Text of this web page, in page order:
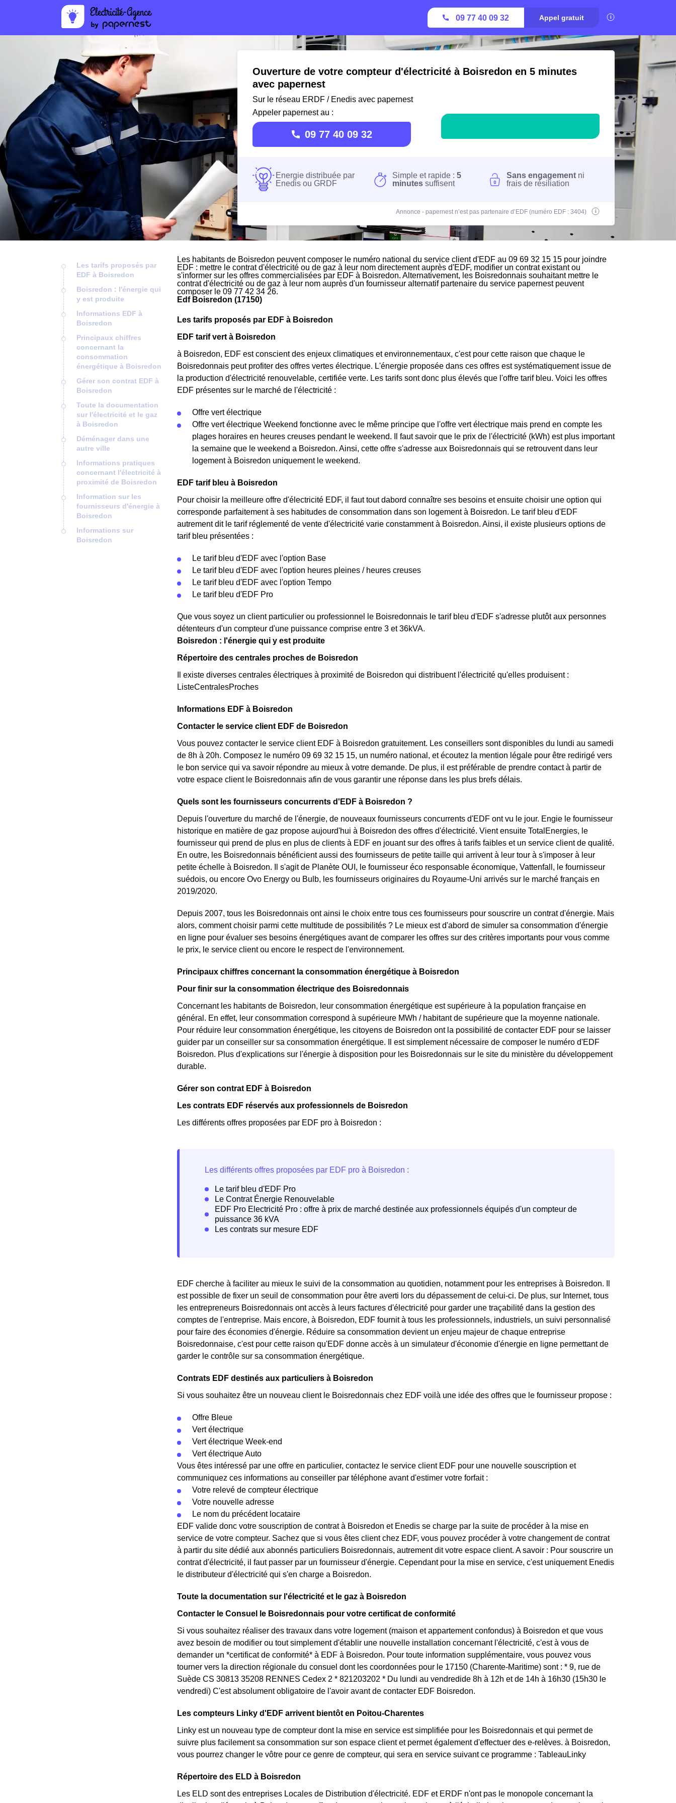
09 77 40 09 32 Appel gratuit
Ouverture de votre compteur d'électricité à Boisredon en 5 minutes
avec papernest
Sur le réseau ERDF / Enedis avec papernest
Appeler papernest au :
09 77 40 09 32
Energie distribuée par
Enedis ou GRDF
Simple et rapide :5
minutes suffisent
Sans engagement ni
frais de résiliation
Annonce - papernest n’est pas partenaire d’EDF (numéro EDF : 3404)
Les tarifs proposés par
EDF à Boisredon
Boisredon : l'énergie qui
y est produite
Informations EDF à
Boisredon
Principaux chiffres
concernant la
consommation
énergétique à Boisredon
Gérer son contrat EDF à
Boisredon
Toute la documentation
sur l'électricité et le gaz
à Boisredon
Déménager dans une
autre ville
Informations pratiques
concernant l'électricité à
proximité de Boisredon
Information sur les
fournisseurs d'énergie à
Boisredon
Informations sur
Boisredon
Les habitants de Boisredon peuvent composer le numéro national du service client d'EDF au 09 69 32 15 15 pour joindre
EDF : mettre le contrat d'électricité ou de gaz à leur nom directement auprès d'EDF, modifier un contrat existant ou
s'informer sur les offres commercialisées par EDF à Boisredon. Alternativement, les Boisredonnais souhaitant mettre le
contrat d'électricité ou de gaz à leur nom auprès d'un fournisseur alternatif partenaire du service papernest peuvent
composer le 09 77 42 34 26.
Edf Boisredon (17150)
Les tarifs proposés par EDF à Boisredon
EDF tarif vert à Boisredon
à Boisredon, EDF est conscient des enjeux climatiques et environnementaux, c'est pour cette raison que chaque le
Boisredonnais peut profiter des offres vertes électrique. L'énergie proposée dans ces offres est systématiquement issue de
la production d'électricité renouvelable, certifiée verte. Les tarifs sont donc plus élevés que l'offre tarif bleu. Voici les offres
EDF présentes sur le marché de l'électricité :
Offre vert électrique
Offre vert électrique Weekend fonctionne avec le même principe que l'offre vert électrique mais prend en compte les
plages horaires en heures creuses pendant le weekend. Il faut savoir que le prix de l'électricité (kWh) est plus important
la semaine que le weekend a Boisredon. Ainsi, cette offre s'adresse aux Boisredonnais qui se retrouvent dans leur
logement à Boisredon uniquement le weekend.
EDF tarif bleu à Boisredon
Pour choisir la meilleure offre d'électricité EDF, il faut tout dabord connaître ses besoins et ensuite choisir une option qui
corresponde parfaitement à ses habitudes de consommation dans son logement à Boisredon. Le tarif bleu d'EDF
autrement dit le tarif réglementé de vente d'électricité varie constamment à Boisredon. Ainsi, il existe plusieurs options de
tarif bleu présentées :
Le tarif bleu d'EDF avec l'option Base
Le tarif bleu d'EDF avec l'option heures pleines / heures creuses
Le tarif bleu d'EDF avec l'option Tempo
Le tarif bleu d'EDF Pro
Que vous soyez un client particulier ou professionnel le Boisredonnais le tarif bleu d'EDF s'adresse plutôt aux personnes
détenteurs d'un compteur d'une puissance comprise entre 3 et 36kVA.
Boisredon : l'énergie qui y est produite
Répertoire des centrales proches de Boisredon
Il existe diverses centrales électriques à proximité de Boisredon qui distribuent l'électricité qu'elles produisent :
ListeCentralesProches
Informations EDF à Boisredon
Contacter le service client EDF de Boisredon
Vous pouvez contacter le service client EDF à Boisredon gratuitement. Les conseillers sont disponibles du lundi au samedi
de 8h à 20h. Composez le numéro 09 69 32 15 15, un numéro national, et écoutez la mention légale pour être redirigé vers
le bon service qui va savoir répondre au mieux à votre demande. De plus, il est préférable de prendre contact à partir de
votre espace client le Boisredonnais afin de vous garantir une réponse dans les plus brefs délais.
Quels sont les fournisseurs concurrents d'EDF à Boisredon ?
Depuis l'ouverture du marché de l'énergie, de nouveaux fournisseurs concurrents d'EDF ont vu le jour. Engie le fournisseur
historique en matière de gaz propose aujourd'hui à Boisredon des offres d'électricité. Vient ensuite TotalEnergies, le
fournisseur qui prend de plus en plus de clients à EDF en jouant sur des offres à tarifs faibles et un service client de qualité.
En outre, les Boisredonnais bénéficient aussi des fournisseurs de petite taille qui arrivent à leur tour à s'imposer à leur
petite échelle à Boisredon. Il s'agit de Planète OUI, le fournisseur éco responsable économique, Vattenfall, le fournisseur
suédois, ou encore Ovo Energy ou Bulb, les fournisseurs originaires du Royaume-Uni arrivés sur le marché français en
2019/2020.
Depuis 2007, tous les Boisredonnais ont ainsi le choix entre tous ces fournisseurs pour souscrire un contrat d'énergie. Mais
alors, comment choisir parmi cette multitude de possibilités ? Le mieux est d'abord de simuler sa consommation d'énergie
en ligne pour évaluer ses besoins énergétiques avant de comparer les offres sur des critères importants pour vous comme
le prix, le service client ou encore le respect de l'environnement.
Principaux chiffres concernant la consommation énergétique à Boisredon
Pour finir sur la consommation électrique des Boisredonnais
Concernant les habitants de Boisredon, leur consommation énergétique est supérieure à la population française en
général. En effet, leur consommation correspond à supérieure MWh / habitant de supérieure que la moyenne nationale.
Pour réduire leur consommation énergétique, les citoyens de Boisredon ont la possibilité de contacter EDF pour se laisser
guider par un conseiller sur sa consommation énergétique. Il est simplement nécessaire de composer le numéro d'EDF
Boisredon. Plus d'explications sur l'énergie à disposition pour les Boisredonnais sur le site du ministère du développement
durable.
Gérer son contrat EDF à Boisredon
Les contrats EDF réservés aux professionnels de Boisredon
Les différents offres proposées par EDF pro à Boisredon :
EDF cherche à faciliter au mieux le suivi de la consommation au quotidien, notamment pour les entreprises à Boisredon. Il
est possible de fixer un seuil de consommation pour être averti lors du dépassement de celui-ci. De plus, sur Internet, tous
les entrepreneurs Boisredonnais ont accès à leurs factures d'électricité pour garder une traçabilité dans la gestion des
comptes de l'entreprise. Mais encore, à Boisredon, EDF fournit à tous les professionnels, industriels, un suivi personnalisé
pour faire des économies d'énergie. Réduire sa consommation devient un enjeu majeur de chaque entreprise
Boisredonnaise, c'est pour cette raison qu'EDF donne accès à un simulateur d'économie d'énergie en ligne permettant de
garder le contrôle sur sa consommation énergétique.
Contrats EDF destinés aux particuliers à Boisredon
Si vous souhaitez être un nouveau client le Boisredonnais chez EDF voilà une idée des offres que le fournisseur propose :
Offre Bleue
Vert électrique
Vert électrique Week-end
Vert électrique Auto
Vous êtes intéressé par une offre en particulier, contactez le service client EDF pour une nouvelle souscription et
communiquez ces informations au conseiller par téléphone avant d'estimer votre forfait :
Votre relevé de compteur électrique
Votre nouvelle adresse
Le nom du précédent locataire
EDF valide donc votre souscription de contrat à Boisredon et Enedis se charge par la suite de procéder à la mise en
service de votre compteur. Sachez que si vous êtes client chez EDF, vous pouvez procéder à votre changement de contrat
à partir du site dédié aux abonnés particuliers Boisredonnais, autrement dit votre espace client. A savoir : Pour souscrire un
contrat d'électricité, il faut passer par un fournisseur d'énergie. Cependant pour la mise en service, c'est uniquement Enedis
le distributeur d'électricité qui s'en charge a Boisredon.
Toute la documentation sur l'électricité et le gaz à Boisredon
Contacter le Consuel le Boisredonnais pour votre certificat de conformité
Si vous souhaitez réaliser des travaux dans votre logement (maison et appartement confondus) à Boisredon et que vous
avez besoin de modifier ou tout simplement d'établir une nouvelle installation concernant l'électricité, c'est à vous de
demander un *certificat de conformité* à EDF à Boisredon. Pour toute information supplémentaire, vous pouvez vous
tourner vers la direction régionale du consuel dont les coordonnées pour le 17150 (Charente-Maritime) sont : * 9, rue de
Suède CS 30813 35208 RENNES Cedex 2 * 821203202 * Du lundi au vendredide 8h à 12h et de 14h à 16h30 (15h30 le
vendredi) C'est absolument obligatoire de l'avoir avant de contacter EDF Boisredon.
Les compteurs Linky d'EDF arrivent bientôt en Poitou-Charentes
Linky est un nouveau type de compteur dont la mise en service est simplifiée pour les Boisredonnais et qui permet de
suivre plus facilement sa consommation sur son espace client et permet également d'effectuer des e-relèves. à Boisredon,
vous pourrez changer le vôtre pour ce genre de compteur, qui sera en service suivant ce programme : TableauLinky
Répertoire des ELD à Boisredon
Les ELD sont des entreprises Locales de Distribution d'électricité. EDF et ERDF n'ont pas le monopole concernant la